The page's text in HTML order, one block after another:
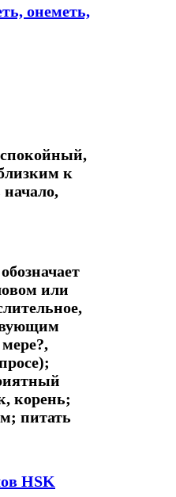
онеметь,
к
начало,
или
корень;
питать
HSK